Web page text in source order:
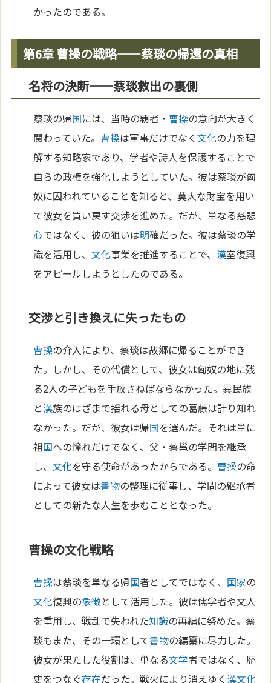
かったのである。
第6章 曹操の戦略——蔡琰の帰還の真相
名将の決断——蔡琰救出の裏側
蔡琰の帰国には、当時の覇者・ 曹操の意向が大きく
関わっていた。 曹操は軍事だけでなく文化の力を理
解する知略家であり、学者や詩人を保護することで
自らの政権を強化しようとしていた。彼は蔡琰が匈
奴に囚われていることを知ると、莫大な財宝を用い
て彼女を買い戻す交渉を進めた。だが、単なる慈悲
心ではなく、彼の狙いは明確だった。彼は蔡琰の学
識を活用し、文化事業を推進することで、 漢室復興
をアピールしようとしたのである。
交渉と引き換えに失ったもの
曹操の介入により、蔡琰は故郷に帰ることができ
た。しかし、その代償として、彼女は匈奴の地に残
る2人の子どもを手放さねばならなかった。異民族
と漢族のはざまで揺れる母としての葛藤は計り知れ
なかった。だが、彼女は帰国を選んだ。それは単に
祖国への憧れだけでなく、父・蔡邕の学問を継承
し、文化を守る使命があったからである。 曹操の命
によって彼女は書物の整理に従事し、学問の継承者
としての新たな人生を歩むこととなった。
曹操の文化戦略
曹操は蔡琰を単なる帰国者としてではなく、 国家の
文化復興の象徴として活用した。彼は儒学者や文人
を重用し、戦乱で失われた知識の再編に努めた。蔡
琰もまた、その一環として書物の編纂に尽力した。
彼女が果たした役割は、単なる文学者ではなく、歴
史をつなぐ存在だった。戦火により消えゆく 漢文化